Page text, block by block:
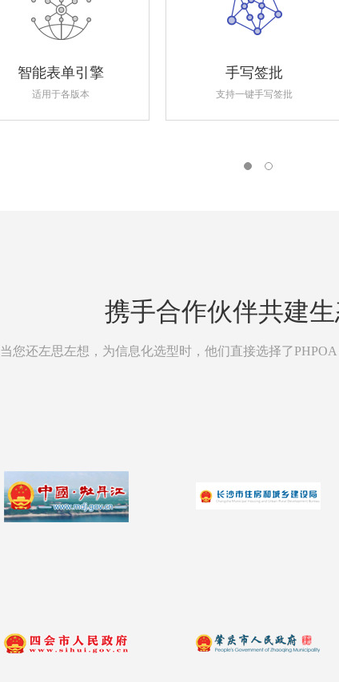
智能表单引擎
适用于各版本
手写签批
支持一键手写签批
携手合作伙伴共建
当您还左思左想，为信息化选型时，他们直接选择了